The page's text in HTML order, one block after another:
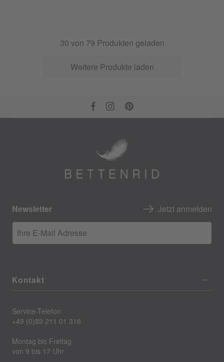
30 von 79 Produkten geladen
Weitere Produkte laden
Newsletter Jetzt anmelden
Ihre E-Mail Adresse
Kontakt
Service-Telefon
+49 (0)89 211 01 316
Montag bis Freitag
von 9 bis 17 Uhr